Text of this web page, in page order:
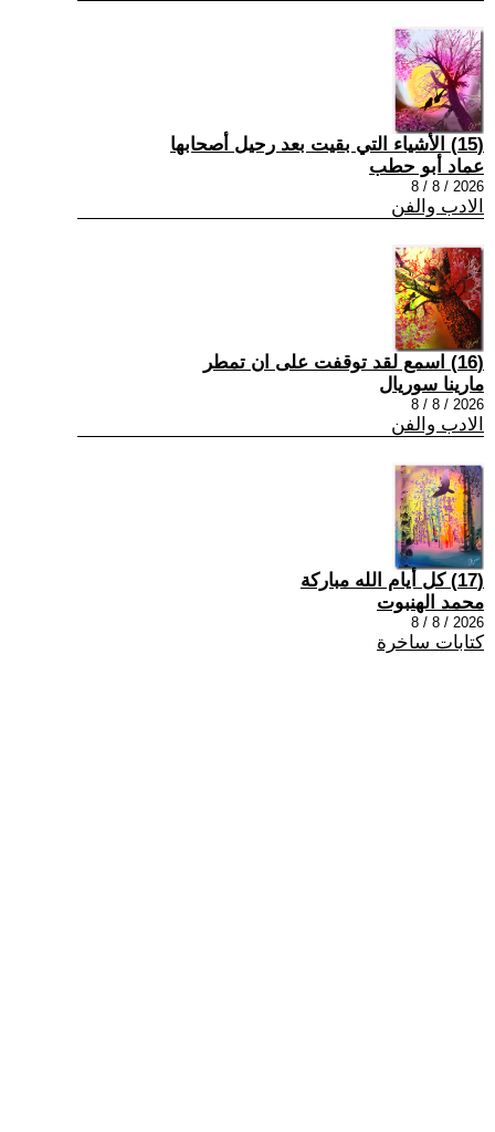
(15) الأشياء التي بقيت بعد رحيل أصحابها
عماد أبو حطب
2026 / 8 / 8
الادب والفن
(16) اسمع لقد توقفت على ان تمطر
مارينا سوريال
2026 / 8 / 8
الادب والفن
(17) كل أيام الله مباركة
محمد الهنبوت
2026 / 8 / 8
كتابات ساخرة